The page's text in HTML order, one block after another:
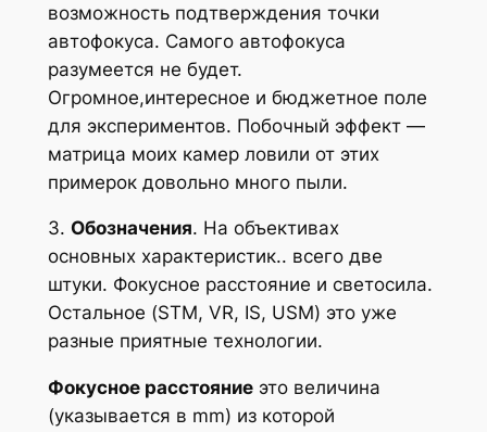
возможность подтверждения точки
автофокуса. Самого автофокуса
разумеется не будет.
Огромное,интересное и бюджетное поле
для экспериментов. Побочный эффект —
матрица моих камер ловили от этих
примерок довольно много пыли.
3. Обозначения. На объективах
основных характеристик.. всего две
штуки. Фокусное расстояние и светосила.
Остальное (STM, VR, IS, USM) это уже
разные приятные технологии.
Фокусное расстояниеэто величина
(указывается в mm) из которой